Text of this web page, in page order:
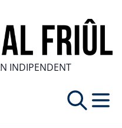
INDIPENDENT